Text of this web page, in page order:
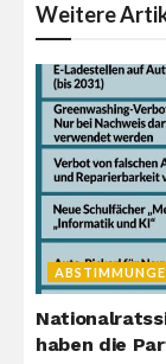
Weitere
haben die